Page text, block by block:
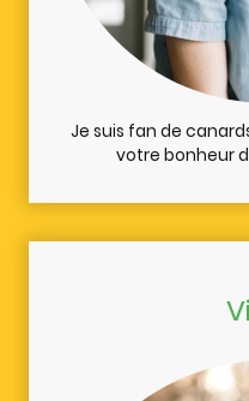
Je suis fan de
votre bonheur